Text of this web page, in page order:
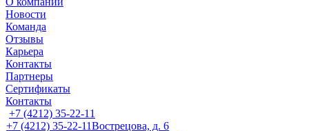
Новости
Команда
Отзывы
Карьера
Контакты
Партнеры
Сертификаты
Контакты
+7 (4212) 35-22-11
+7 (4212) 35-22-11Вострецова, д. 6